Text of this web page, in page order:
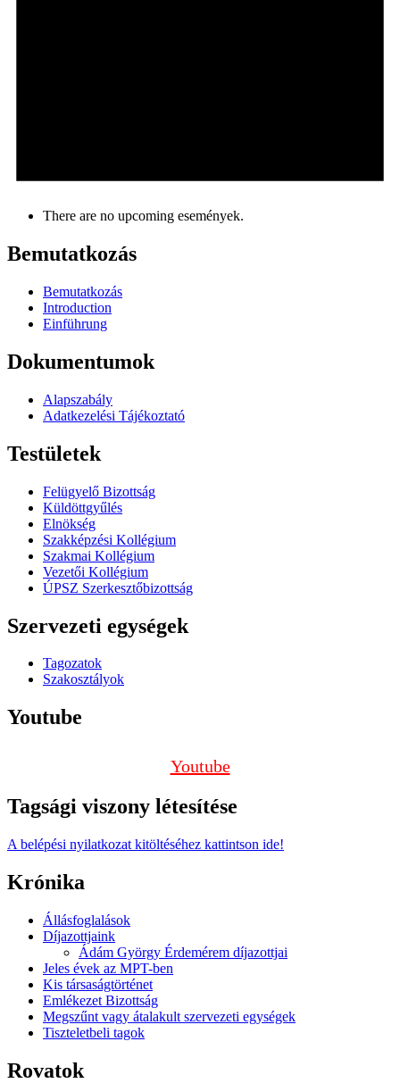
There are no upcoming események.
Bemutatkozás
Bemutatkozás
Introduction
Einführung
Dokumentumok
Alapszabály
Adatkezelési Tájékoztató
Testületek
Felügyelő Bizottság
Küldöttgyűlés
Elnökség
Szakképzési Kollégium
Szakmai Kollégium
Vezetői Kollégium
ÚPSZ Szerkesztőbizottság
Szervezeti egységek
Tagozatok
Szakosztályok
Youtube
Youtube
Tagsági viszony létesítése
A belépési nyilatkozat kitöltéséhez kattintson ide!
Krónika
Állásfoglalások
Díjazottjaink
Ádám György Érdemérem díjazottjai
Jeles évek az MPT-ben
Kis társaságtörténet
Emlékezet Bizottság
Megszűnt vagy átalakult szervezeti egységek
Tiszteletbeli tagok
Rovatok